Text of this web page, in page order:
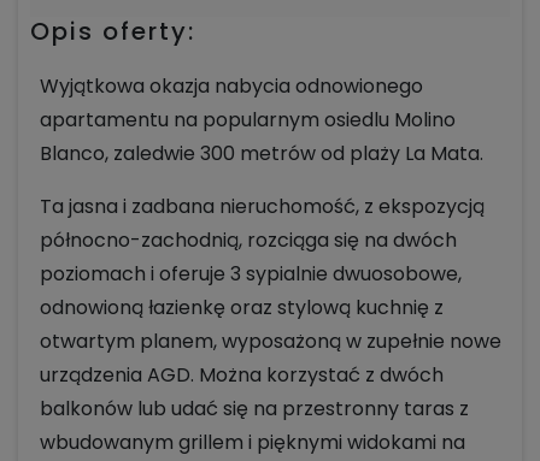
Opis oferty:
Wyjątkowa okazja nabycia odnowionego
apartamentu na popularnym osiedlu Molino
Blanco, zaledwie 300 metrów od plaży La Mata.
Ta jasna i zadbana nieruchomość, z ekspozycją
północno-zachodnią, rozciąga się na dwóch
poziomach i oferuje 3 sypialnie dwuosobowe,
odnowioną łazienkę oraz stylową kuchnię z
otwartym planem, wyposażoną w zupełnie nowe
urządzenia AGD. Można korzystać z dwóch
balkonów lub udać się na przestronny taras z
wbudowanym grillem i pięknymi widokami na